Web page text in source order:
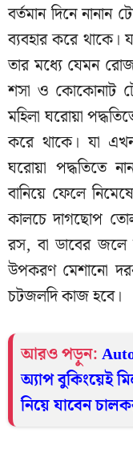
বর্তমান দিনে নানান
ব্যবহার করে থাকে।
তার মধ্যে যেমন
শসা ও কোকোনাট
মহিলা ঘরোয়া
করে থাকে। যা
ঘরোয়া পদ্ধতিতে
বানিয়ে ফেলে
কালচে দাগছোপ
রস, বা ডাবের
উপকরণ মেশানো
চটজলদি কাজ হবে।
আরও পড়ুন:
অ্যাপ বুকিংয়েই
নিয়ে যাবেন